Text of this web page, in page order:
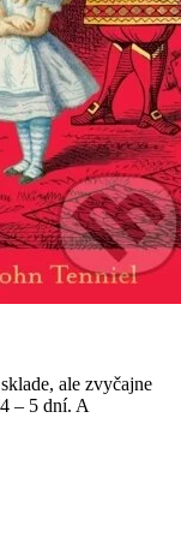
ale zvyčajne
– 5 dní. A